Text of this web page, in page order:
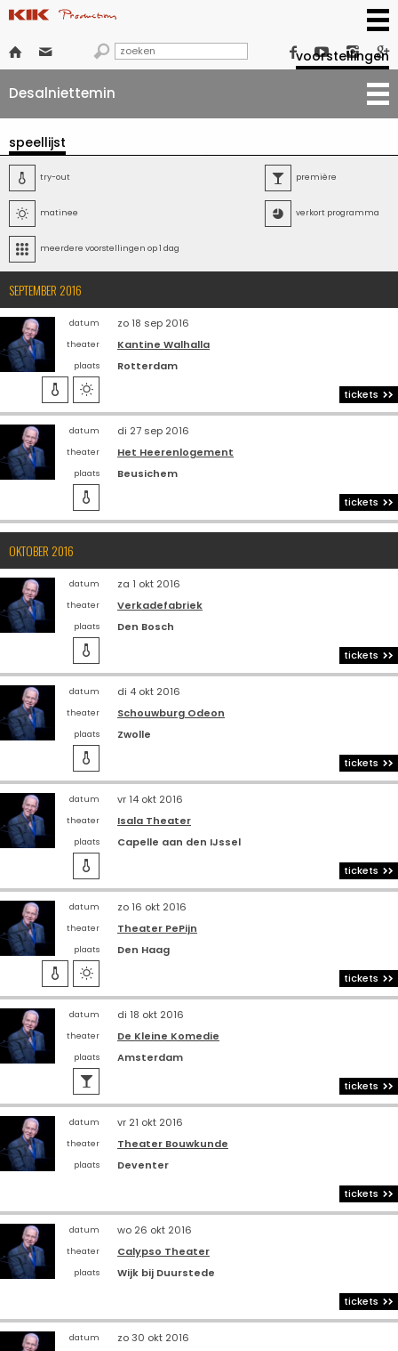
      
voorstellingen
Desalniettemin
speellijst
 try-out  première
 matinee  verkort programma
 meerdere voorstellingen op 1 dag
SEPTEMBER 2016
datum zo 18 sep 2016
theater Kantine Walhalla
plaats Rotterdam
  tickets
datum di 27 sep 2016
theater Het Heerenlogement
plaats Beusichem
 tickets
OKTOBER 2016
datum za 1 okt 2016
theater Verkadefabriek
plaats Den Bosch
 tickets
datum di 4 okt 2016
theater Schouwburg Odeon
plaats Zwolle
 tickets
datum vr 14 okt 2016
theater Isala Theater
plaats Capelle aan den IJssel
 tickets
datum zo 16 okt 2016
theater Theater PePijn
plaats Den Haag
  tickets
datum di 18 okt 2016
theater De Kleine Komedie
plaats Amsterdam
 tickets
datum vr 21 okt 2016
theater Theater Bouwkunde
plaats
Deventer
tickets
datum wo 26 okt 2016
theater Calypso Theater
plaats
Wijk bij Duurstede
tickets
datum zo 30 okt 2016